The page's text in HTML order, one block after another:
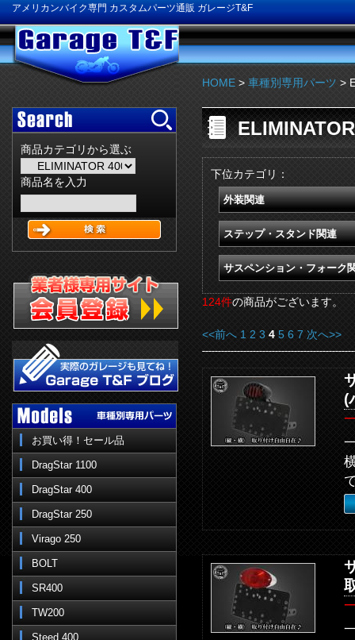
アメリカンバイク専門 カスタムパーツ通販 ガレージT&F
商品カテゴリから選ぶ
商品名を入力
お買い得！セール品
DragStar 1100
DragStar 400
DragStar 250
Virago 250
BOLT
SR400
TW200
Steed 400
HOME > 車種別専用パーツ >
下位カテゴリ：
外装関連
ステップ・スタンド関連
サスペンション・フォーク
124件の商品がございます。
<<前へ 1 2 3 4 5 6 7 次へ>>
(